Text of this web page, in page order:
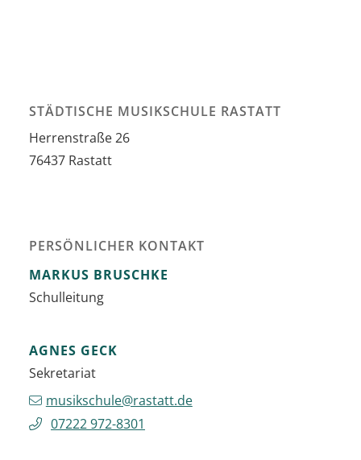
STÄDTISCHE MUSIKSCHULE RASTATT
Herrenstraße 26
76437 Rastatt
PERSÖNLICHER KONTAKT
MARKUS BRUSCHKE
Schulleitung
AGNES GECK
Sekretariat
musikschule@rastatt.de
07222 972-8301